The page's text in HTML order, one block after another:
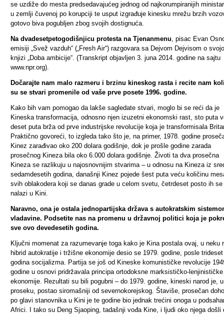
se uzdiže do mesta predsedavajućeg jednog od najkorumpiranijih
u zemlji čuvenoj po korupciji te usput izgrađuje kinesku mrežu brzih
gotovo biva pogubljen zbog svojih dostignuća.
Na dvadesetpetogodišnjicu protesta na Tjenanmenu, pisac Evan
emisiji „Svež vazduh“ („Fresh Air“) razgovara sa Dejvom Dejvisom o
knjizi „Doba ambicije“. (Transkript objavljen 3. juna 2014. godine na sajtu
www.npr.org).
Dočarajte nam malo razmeru i brzinu kineskog rasta i recite nam
su se stvari promenile od vaše prve posete 1996. godine.
Kako bih vam pomogao da lakše sagledate stvari, moglo bi se reći da je
Kineska transformacija, odnosno njen izuzetni ekonomski rast, sto puta
deset puta brža od prve industrijske revolucije koja je transformisala
Praktično govoreći, to izgleda tako što je, na primer, 1978. godine
Kinez zarađivao oko 200 dolara godišnje, dok je prošle godine zarada
prosečnog Kineza bila oko 6.000 dolara godišnje. Životi ta dva prosečna
Kineza se razlikuju u najosnovnijim stvarima – u odnosu na Kineza iz
sedamdesetih godina, današnji Kinez pojede šest puta veću količinu
svih oblakodera koji se danas grade u celom svetu, četrdeset posto ih se
nalazi u Kini.
Naravno, ona je ostala jednopartijska država s autokratskim
vladavine. Podsetite nas na promenu u državnoj politici koja je
sve ovo devedesetih godina.
Ključni momenat za razumevanje toga kako je Kina postala ovaj, u neku
hibrid autokratije i tržišne ekonomije desio se 1979. godine, posle trideset
godina socijalizma. Partija se još od Kineske komunističke revolucije
godine u osnovi pridržavala principa ortodoksne marksističko-lenjinističke
ekonomije. Rezultati su bili pogubni – do 1979. godine, kineski narod je, u
proseku, postao siromašniji od severnokorejskog. Štaviše, prosečan
po glavi stanovnika u Kini je te godine bio jednak trećini onoga u
Africi. I tako su Deng Sjaoping, tadašnji vođa Kine, i ljudi oko njega došli